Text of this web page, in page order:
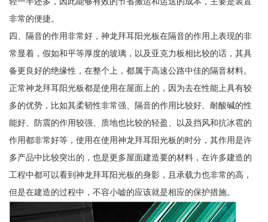
非常的便捷。
四、隔音的作用非常好，神龙拜耳阳光板在隔音的作用上表现的非
常显着，假如和平等厚度的玻璃，以及亚克力板相比较的话，其具
备更良好的绝缘性，在整个上，都属于高速公路中佳的隔音材料。
正常神龙拜耳阳光板都是使用在屋面上的，因为去在性能上具有较
多的优势，比如其柔韧性非常强、隔音的作用比较好、耐酸碱的性
能好、防震的作用较强、质地也比较的轻盈、以及挡风和抗冰雹的
作用都非常好等，使用在使用神龙拜耳阳光板的时分，其作用是许
多产品中比较突出的，也是更多屋面建造要的材料，在许多建造的
工程中都可以看到神龙拜耳阳光板的身影，且承载力也非常的高，
但是在建造的过程中，不容小嘘的应该就是相应的保护措施。